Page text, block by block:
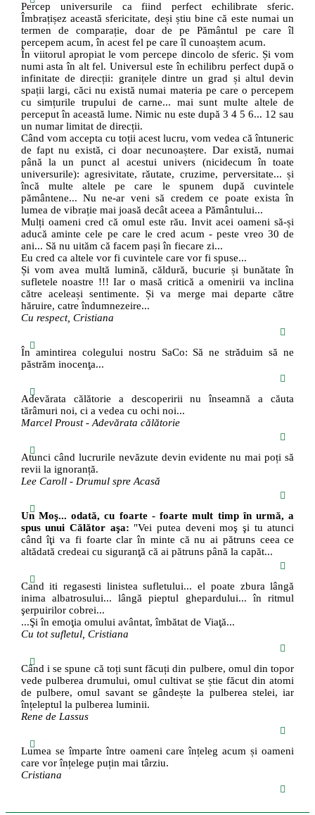
Percep universurile ca fiind perfect echilibrate sferic.
Îmbrațișez această sfericitate, deși știu bine că este numai un
termen de comparație, doar de pe Pământul pe care îl
percepem acum, în acest fel pe care îl cunoaștem acum.
În viitorul apropiat le vom percepe dincolo de sferic. Și vom
numi asta în alt fel. Universul este în echilibru perfect după o
infinitate de direcții: granițele dintre un grad și altul devin
spații largi, căci nu există numai materia pe care o percepem
cu simțurile trupului de carne... mai sunt multe altele de
perceput în această lume. Nimic nu este după 3 4 5 6... 12 sau
un numar limitat de direcții.
Când vom accepta cu toții acest lucru, vom vedea că întuneric
de fapt nu există, ci doar necunoaștere. Dar există, numai
până la un punct al acestui univers (nicidecum în toate
universurile): agresivitate, răutate, cruzime, perversitate... și
încă multe altele pe care le spunem după cuvintele
pământene... Nu ne-ar veni să credem ce poate exista în
lumea de vibrație mai joasă decât aceea a Pământului...
Mulți oameni cred că omul este rău. Invit acei oameni să-și
aducă aminte cele pe care le cred acum - peste vreo 30 de
ani... Să nu uităm că facem pași în fiecare zi...
Eu cred ca altele vor fi cuvintele care vor fi spuse...
Și vom avea multă lumină, căldură, bucurie și bunătate în
sufletele noastre !!! Iar o masă critică a omenirii va inclina
către aceleași sentimente. Și va merge mai departe către
hăruire, catre îndumnezeire...
Cu respect, Cristiana
În amintirea colegului nostru SaCo: Să ne străduim să ne
păstrăm inocenţa...
Adevărata călătorie a descoperirii nu înseamnă a căuta
tărâmuri noi, ci a vedea cu ochi noi...
Marcel Proust - Adevărata călătorie
Atunci când lucrurile nevăzute devin evidente nu mai poți să
revii la ignoranță.
Lee Caroll - Drumul spre Acasă
Un Moş... odată, cu foarte - foarte mult timp în urmă, a
spus unui Călător aşa: "Vei putea deveni moş şi tu atunci
când îţi va fi foarte clar în minte că nu ai pătruns ceea ce
altădată credeai cu siguranţă că ai pătruns până la capăt...
Cand iti regasesti linistea sufletului... el poate zbura lângă
inima albatrosului... lângă pieptul ghepardului... în ritmul
şerpuirilor cobrei...
...Şi în emoţia omului avântat, îmbătat de Viaţă...
Cu tot sufletul, Cristiana
Când i se spune că toți sunt făcuți din pulbere, omul din topor
vede pulberea drumului, omul cultivat se știe făcut din atomi
de pulbere, omul savant se gândește la pulberea stelei, iar
înțeleptul la pulberea luminii.
Rene de Lassus
Lumea se împarte între oameni care înțeleg acum și oameni
care vor înțelege puțin mai târziu.
Cristiana